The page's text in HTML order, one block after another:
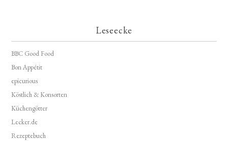
Leseecke
BBC Good Food
Bon Appétit
epicurious
Köstlich & Konsorten
Küchengötter
Lecker.de
Rezeptebuch